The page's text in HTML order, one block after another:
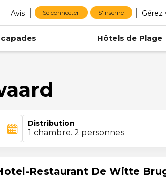
Avis Se connecter S'inscrire Gérez
Hôtels de Plage
Distribution
1 chambre. 2 personnes
Restaurant De Witte